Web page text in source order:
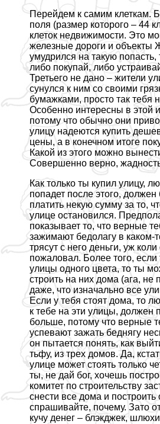
Перейдем к самим клеткам.
поля (размер которого – 44
клеток недвижимости. Это
железные дороги и объекты
умудрился на такую попасть,
либо покупай, либо
Третьего не дано – жители
сунулся к ним со своими
бумажками, просто так тебя
Особенно интересны в этой
потому что обычно они
улицу надеются купить
цены, а в конечном итоге
Какой из этого можно
Совершенно верно,
Как только ты купил улицу,
попадет после этого, должен
платить некую сумму за то,
улице остановился.
показывает то, что верные
зажимают бедолагу в каком-
трясут с него деньги, уж
пожаловал. Более того, если
улицы одного цвета, то ты
строить на них дома (ага, не
даже, что изначально все
Если у тебя стоят дома, то
к тебе на эти улицы, должен
больше, потому что верные
успевают зажать беднягу
он пытается понять, как
тьфу, из трех домов. Да,
улице может стоять только
ты, не дай бог, хочешь
комитет по строительству
снести все дома и построить
спрашивайте, почему. Зато
кучу денег – блэкджек,